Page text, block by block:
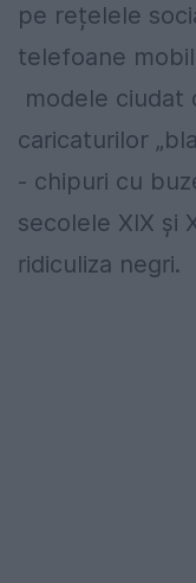
pe rețelele
telefoane
modele ciudat
caricaturilor
- chipuri cu
secolele XIX și
ridiculiza negri.